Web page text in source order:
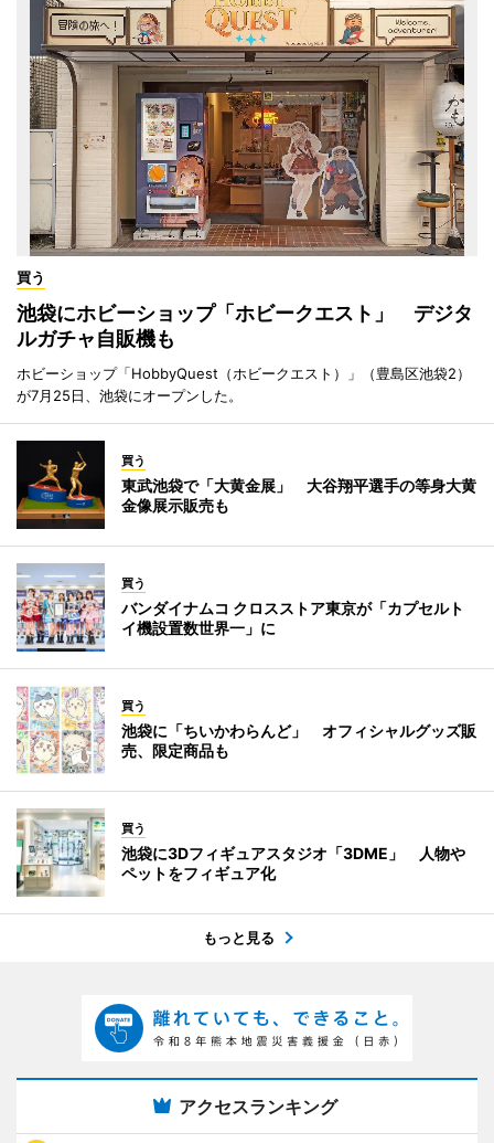
買う
池袋にホビーショップ「ホビークエスト」 デジタ
ルガチャ自販機も
ホビーショップ「HobbyQuest（ホビークエスト）」（豊島区池袋2）
が7月25日、池袋にオープンした。
買う
東武池袋で「大黄金展」 大谷翔平選手の等身大黄
金像展示販売も
買う
バンダイナムコ クロスストア東京が「カプセルト
イ機設置数世界一」に
買う
池袋に「ちいかわらんど」 オフィシャルグッズ販
売、限定商品も
買う
池袋に3Dフィギュアスタジオ「3DME」 人物や
ペットをフィギュア化
もっと見る
アクセスランキング